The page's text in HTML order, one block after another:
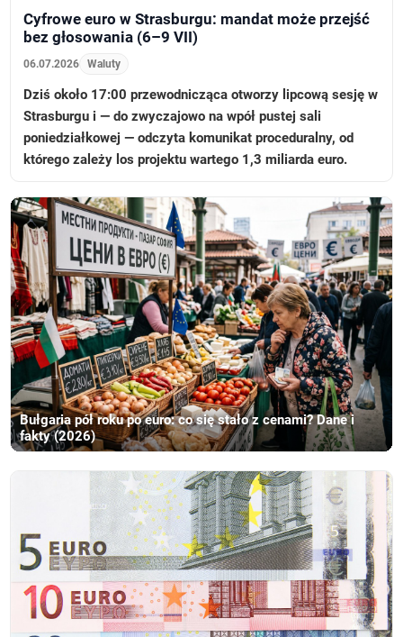
Cyfrowe euro w Strasburgu: mandat może przejść
bez głosowania (6–9 VII)
06.07.2026 Waluty
Dziś około 17:00 przewodnicząca otworzy lipcową sesję w
Strasburgu i — do zwyczajowo na wpół pustej sali
poniedziałkowej — odczyta komunikat proceduralny, od
którego zależy los projektu wartego 1,3 miliarda euro.
Bułgaria pół roku po euro: co się stało z cenami? Dane i
fakty (2026)